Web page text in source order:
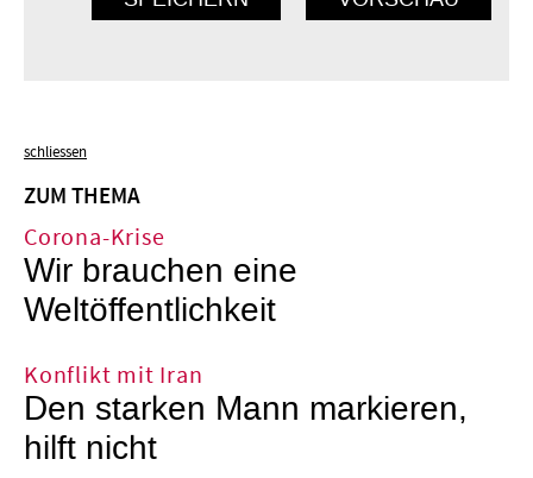
schliessen
ZUM THEMA
Corona-Krise
Wir brauchen eine
Weltöffentlichkeit
Konflikt mit Iran
Den starken Mann markieren,
hilft nicht